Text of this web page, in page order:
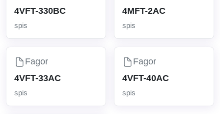
4VFT-330BC
spis
4MFT-2AC
spis
Fagor
4VFT-33AC
spis
Fagor
4VFT-40AC
spis